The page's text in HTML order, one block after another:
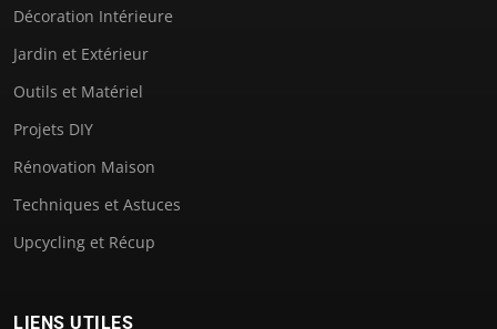
Décoration Intérieure
Jardin et Extérieur
Outils et Matériel
Projets DIY
Rénovation Maison
Techniques et Astuces
Upcycling et Récup
LIENS UTILES